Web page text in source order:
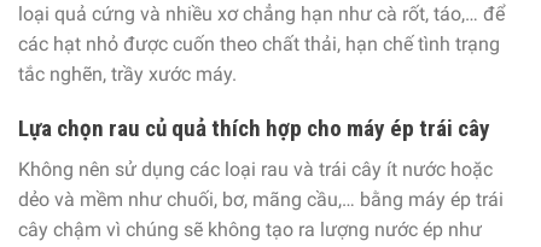
loại quả cứng và nhiều xơ chẳng hạn như cà rốt, táo,… để
các hạt nhỏ được cuốn theo chất thải, hạn chế tình trạng
tắc nghẽn, trầy xước máy.
Lựa chọn rau củ quả thích hợp cho máy ép trái cây
Không nên sử dụng các loại rau và trái cây ít nước hoặc
dẻo và mềm như chuối, bơ, mãng cầu,… bằng máy ép trái
cây chậm vì chúng sẽ không tạo ra lượng nước ép như